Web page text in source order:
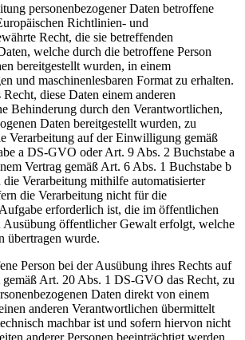
personenbezogener Daten betroffene
Richtlinien- und
Recht, die sie betreffenden
welche durch die betroffene Person
bereitgestellt wurden, in einem
und maschinenlesbaren Format zu erhalten.
Recht, diese Daten einem anderen
Behinderung durch den Verantwortlichen,
Daten bereitgestellt wurden, zu
Verarbeitung auf der Einwilligung gemäß
a DS-GVO oder Art. 9 Abs. 2 Buchstabe a
Vertrag gemäß Art. 6 Abs. 1 Buchstabe b
Verarbeitung mithilfe automatisierter
die Verarbeitung nicht für die
erforderlich ist, die im öffentlichen
Ausübung öffentlicher Gewalt erfolgt, welche
übertragen wurde.
Person bei der Ausübung ihres Rechts auf
Art. 20 Abs. 1 DS-GVO das Recht, zu
Daten direkt von einem
anderen Verantwortlichen übermittelt
machbar ist und sofern hiervon nicht
anderer Personen beeinträchtigt werden.